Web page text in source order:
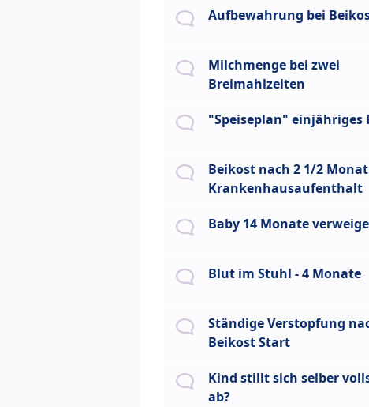
Aufbewahrung bei
Milchmenge bei zwei
Breimahlzeiten
"Speiseplan" einjähriges
Beikost nach 2 1/2
Krankenhausaufenthalt
Baby 14 Monate
Blut im Stuhl - 4 Monate
Ständige Verstopfung
Beikost Start
Kind stillt sich selber
ab?